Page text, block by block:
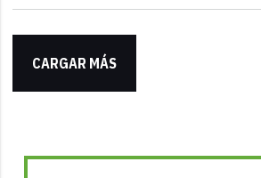
CARGAR MÁS